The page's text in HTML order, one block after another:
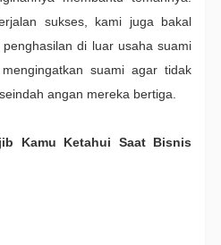
sukses, kami juga bakal
di luar usaha suami
suami agar tidak
angan mereka bertiga.
Kamu Ketahui Saat Bisnis